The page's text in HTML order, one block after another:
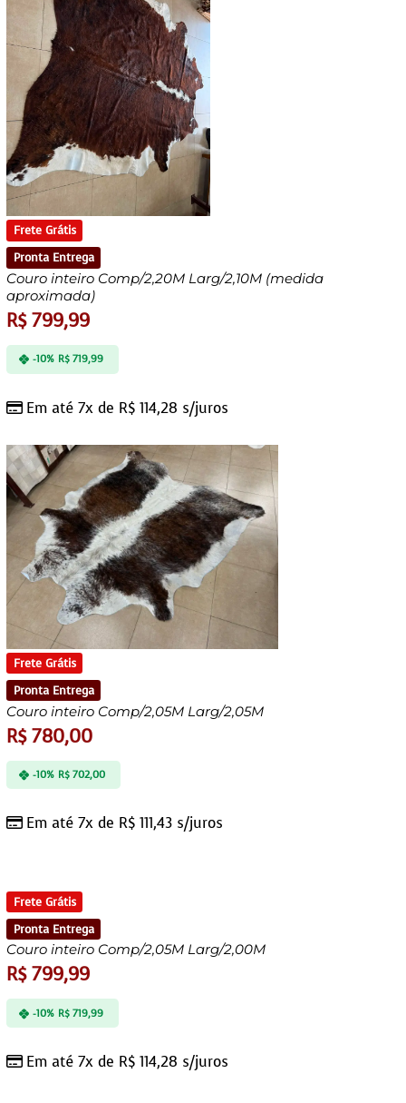
Frete Grátis
Pronta Entrega
Couro inteiro Comp/2,20M Larg/2,10M (medida
aproximada)
R$799,99
Em até 7x de R$ 114,28 s/juros
-10% R$719,99
Frete Grátis
Pronta Entrega
Couro inteiro Comp/2,05M Larg/2,05M
R$780,00
Em até 7x de R$ 111,43 s/juros
-10% R$702,00
Frete Grátis
Pronta Entrega
Couro inteiro Comp/2,05M Larg/2,00M
R$799,99
Em até 7x de R$ 114,28 s/juros
-10% R$719,99